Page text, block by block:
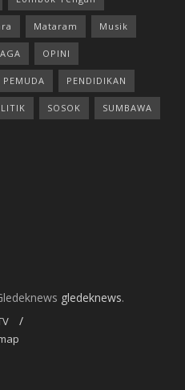
Mataram Musik
OPINI
PEMUDA PENDIDIKAN
SOSOK SUMBAWA
gledeknews.